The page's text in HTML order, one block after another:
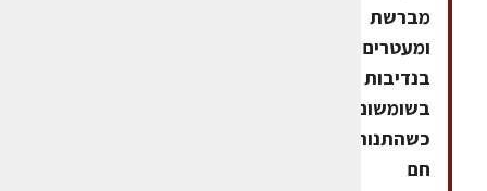
מברשת
ומעטרים
בנדיבות
בשומשום.
כשהתנור
חם